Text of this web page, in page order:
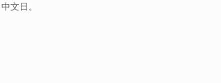
文日。